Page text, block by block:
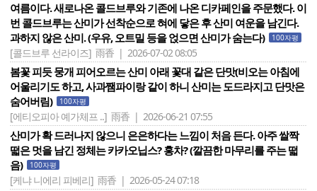
여름이다. 새로나온 콜드브루와 기존에 나온 디카페인을 주문했다. 이
번 콜드브루는 산미가 선착순으로 혀에 닿은 후 산미 여운을 남긴다.
과하지 않은 산미. (우유, 오트밀 등을 얹으면 산미가 숨는다)
100자평
[콜드브루 선라이즈] 雨香 | 2026-07-02 08:05
봄꽃 피듯 뭉개 피어오르는 산미 아래 꽃대 같은 단맛(비오는 아침에
어울리기도 하고, 사과쨈파이랑 같이 하니 산미는 도드라지고 단맛은
숨어버림)
100자평
[에티오피아 예가체프 ..] 雨香 | 2026-06-21 07:55
산미가 확 드러나지 않으니 은은하다는 느낌이 처음 든다. 아주 쌀짝
떫은 멋을 남긴 정체는 카카오닙스? 홍차? (깔끔한 마무리를 주는 떫
음)
100자평
[케냐 니에리 피베리] 雨香 | 2026-05-24 07:18